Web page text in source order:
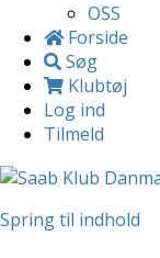
OSS
Forside
Søg
Klubtøj
Log ind
Tilmeld
Spring til indhold